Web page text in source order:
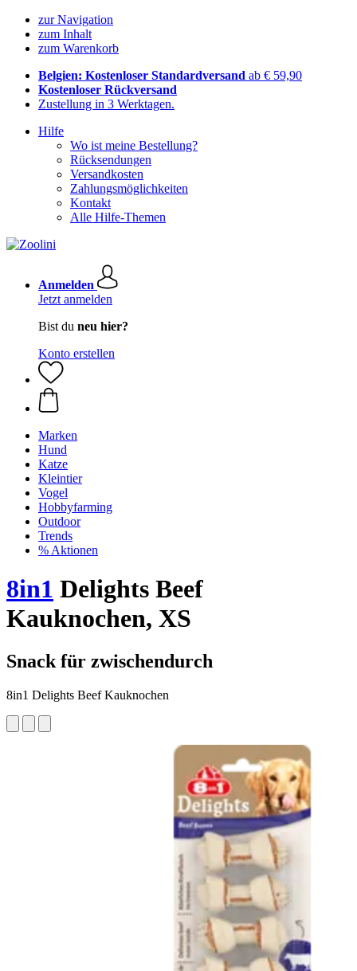
zur Navigation
zum Inhalt
zum Warenkorb
Belgien: Kostenloser Standardversand ab € 59,90
Kostenloser Rückversand
Zustellung in 3 Werktagen.
Hilfe
Wo ist meine Bestellung?
Rücksendungen
Versandkosten
Zahlungsmöglichkeiten
Kontakt
Alle Hilfe-Themen
Anmelden
Jetzt anmelden
Bist du neu hier?
Konto erstellen
Marken
Hund
Katze
Kleintier
Vogel
Hobbyfarming
Outdoor
Trends
% Aktionen
8in1 Delights Beef
Kauknochen, XS
Snack für zwischendurch
8in1 Delights Beef Kauknochen